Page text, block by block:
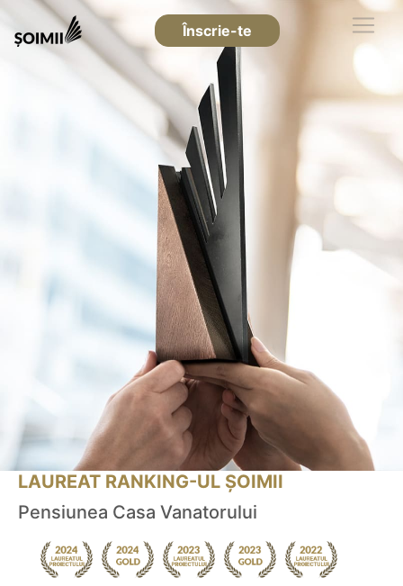
Înscrie-te
LAUREAT RANKING-UL ȘOIMII
Pensiunea Casa Vanatorului